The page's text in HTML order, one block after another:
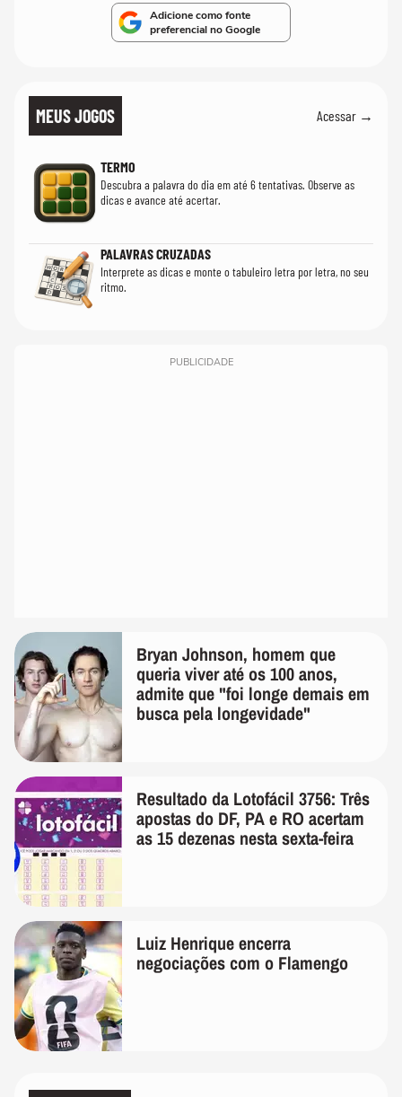
Adicione como fonte
preferencial no Google
MEUS JOGOS Acessar →
TERMO
Descubra a palavra do dia em até 6 tentativas. Observe as
dicas e avance até acertar.
PALAVRAS CRUZADAS
Interprete as dicas e monte o tabuleiro letra por letra, no seu
ritmo.
PUBLICIDADE
Bryan Johnson, homem que
queria viver até os 100 anos,
admite que "foi longe demais em
busca pela longevidade"
Resultado da Lotofácil 3756: Três
apostas do DF, PA e RO acertam
as 15 dezenas nesta sexta-feira
Luiz Henrique encerra
negociações com o Flamengo